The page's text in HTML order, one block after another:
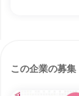
この企業の募集